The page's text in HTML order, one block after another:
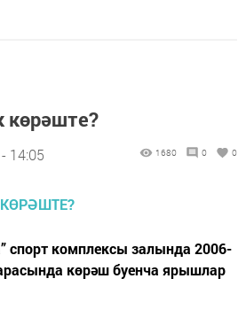
көрәште?
14:05 1680 0 0
спорт комплексы залында 2006-
көрәш буенча ярышлар